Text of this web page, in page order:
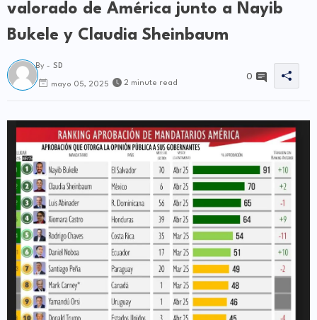
valorado de América junto a Nayib
Bukele y Claudia Sheinbaum
By - SD
mayo 05, 2025 2 minute read
0